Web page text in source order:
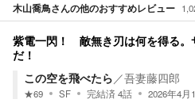
木山喬鳥さんの他のおすすめレビュー
紫電一閃！ 敵無き刃は何を得る。
だ！
この空を飛べたら ／吾妻藤四郎
★69 SF 完結済4話 2026年4月